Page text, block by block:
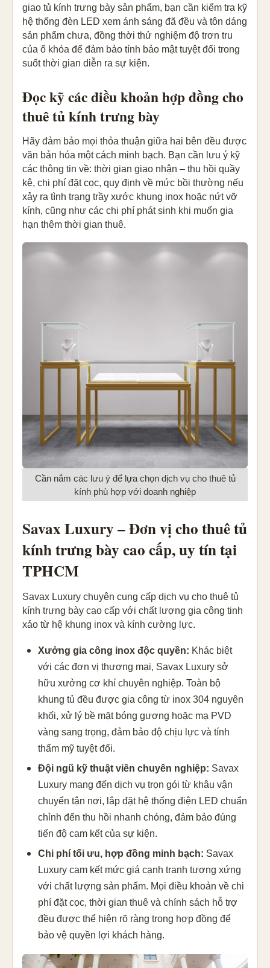
giao tủ kính trưng bày sản phẩm, bạn cần kiểm tra kỹ
hệ thống đèn LED xem ánh sáng đã đều và tôn dáng
sản phẩm chưa, đồng thời thử nghiệm độ trơn tru
của ổ khóa để đảm bảo tính bảo mật tuyệt đối trong
suốt thời gian diễn ra sự kiện.
Đọc kỹ các điều khoản hợp đồng cho
thuê tủ kính trưng bày
Hãy đảm bảo mọi thỏa thuận giữa hai bên đều được
văn bản hóa một cách minh bạch. Bạn cần lưu ý kỹ
các thông tin về: thời gian giao nhận – thu hồi quầy
kệ, chi phí đặt cọc, quy định về mức bồi thường nếu
xảy ra tình trạng trầy xước khung inox hoặc nứt vỡ
kính, cũng như các chi phí phát sinh khi muốn gia
hạn thêm thời gian thuê.
Cần nắm các lưu ý để lựa chọn dịch vụ cho thuê tủ
kính phù hợp với doanh nghiệp
Savax Luxury – Đơn vị cho thuê tủ
kính trưng bày cao cấp, uy tín tại
TPHCM
Savax Luxury chuyên cung cấp dịch vụ cho thuê tủ
kính trưng bày cao cấp với chất lượng gia công tinh
xảo từ hệ khung inox và kính cường lực.
Xưởng gia công inox độc quyền: Khác biệt
với các đơn vị thương mại, Savax Luxury sở
hữu xưởng cơ khí chuyên nghiệp. Toàn bộ
khung tủ đều được gia công từ inox 304 nguyên
khối, xử lý bề mặt bóng gương hoặc mạ PVD
vàng sang trọng, đảm bảo độ chịu lực và tính
thẩm mỹ tuyệt đối.
Đội ngũ kỹ thuật viên chuyên nghiệp: Savax
Luxury mang đến dịch vụ trọn gói từ khâu vận
chuyển tận nơi, lắp đặt hệ thống điện LED chuẩn
chỉnh đến thu hồi nhanh chóng, đảm bảo đúng
tiến độ cam kết của sự kiện.
Chi phí tối ưu, hợp đồng minh bạch: Savax
Luxury cam kết mức giá cạnh tranh tương xứng
với chất lượng sản phẩm. Mọi điều khoản về chi
phí đặt cọc, thời gian thuê và chính sách hỗ trợ
đều được thể hiện rõ ràng trong hợp đồng để
bảo vệ quyền lợi khách hàng.